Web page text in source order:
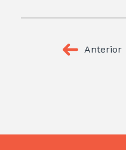
Anterior